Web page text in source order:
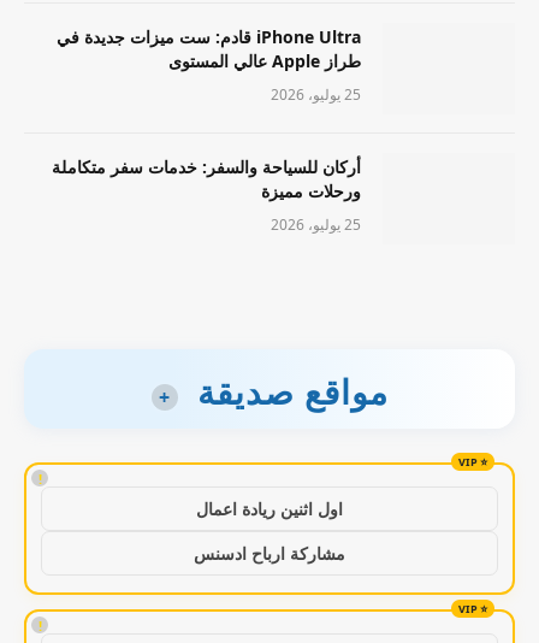
iPhone Ultra قادم: ست ميزات جديدة في
طراز Apple عالي المستوى
25 يوليو، 2026
أركان للسياحة والسفر: خدمات سفر متكاملة
ورحلات مميزة
25 يوليو، 2026
مواقع صديقة +
!
اول اثنين ريادة اعمال
مشاركة ارباح ادسنس
!